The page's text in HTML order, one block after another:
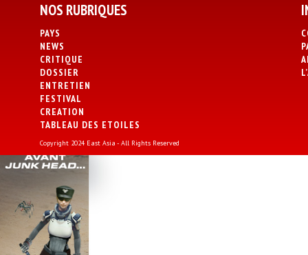
NOS RUBRIQUES
PAYS
NEWS
CRITIQUE
DOSSIER
ENTRETIEN
FESTIVAL
CREATION
TABLEAU DES ETOILES
Copyright 2024 East Asia - All Rights Reserved